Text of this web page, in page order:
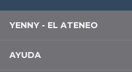
YENNY - EL ATENEO
AYUDA